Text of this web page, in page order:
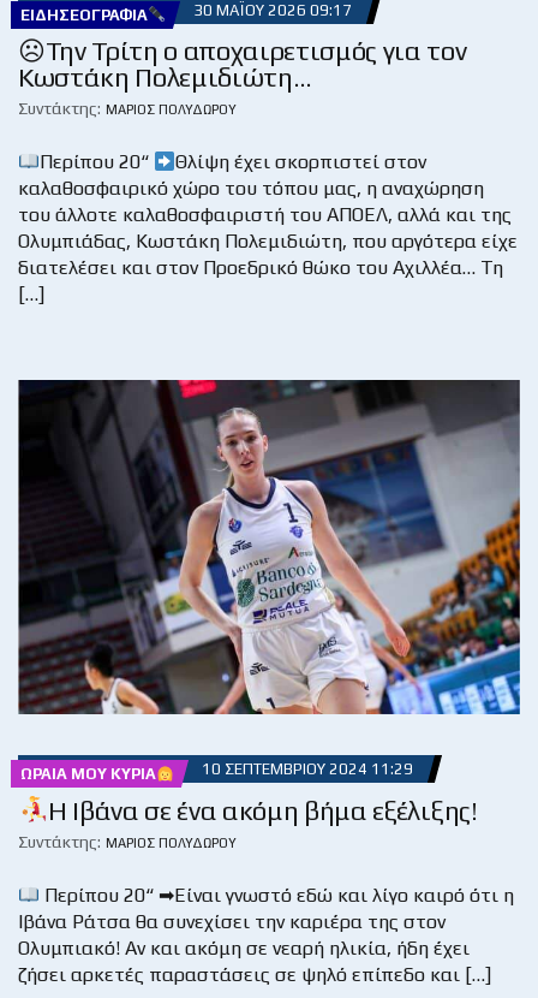
ΕΙΔΗΣΕΟΓΡΑΦΊΑ 30 ΜΑΪ́ΟΥ 2026 09:17
☹Την Τρίτη ο αποχαιρετισμός για τον
Κωστάκη Πολεμιδιώτη…
Συντάκτης: ΜΆΡΙΟΣ ΠΟΛΥΔΏΡΟΥ
Περίπου 20“
Θλίψη έχει σκορπιστεί στον
καλαθοσφαιρικό χώρο του τόπου μας, η αναχώρηση
του άλλοτε καλαθοσφαιριστή του ΑΠΟΕΛ, αλλά και της
Ολυμπιάδας, Κωστάκη Πολεμιδιώτη, που αργότερα είχε
διατελέσει και στον Προεδρικό θώκο του Αχιλλέα… Τη
[…]
ΩΡΑΊΑ ΜΟΥ ΚΥΡΊΑ 10 ΣΕΠΤΕΜΒΡΊΟΥ 2024 11:29
H Ιβάνα σε ένα ακόμη βήμα εξέλιξης!
Συντάκτης: ΜΆΡΙΟΣ ΠΟΛΥΔΏΡΟΥ
Περίπου 20“ ➡Είναι γνωστό εδώ και λίγο καιρό ότι η
Ιβάνα Ράτσα θα συνεχίσει την καριέρα της στον
Ολυμπιακό! Αν και ακόμη σε νεαρή ηλικία, ήδη έχει
ζήσει αρκετές παραστάσεις σε ψηλό επίπεδο και […]